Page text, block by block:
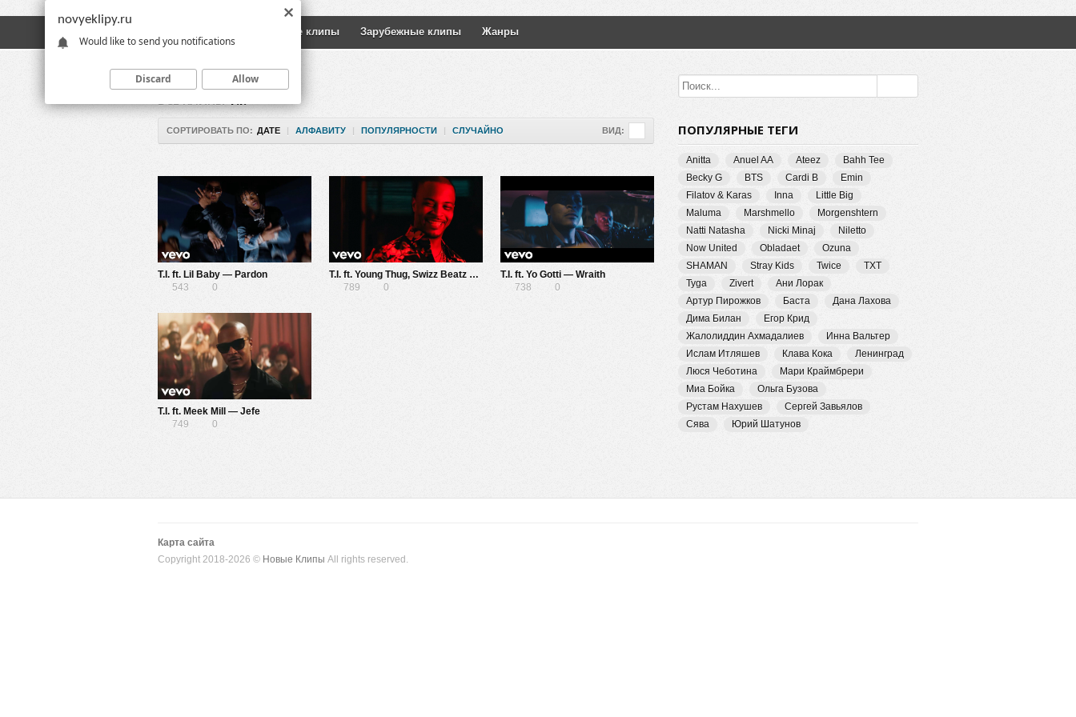
Русские клипы Зарубежные клипы Жанры
ВСЕ КЛИПЫ T.I.
СОРТИРОВАТЬ ПО: ДАТЕ | АЛФАВИТУ | ПОПУЛЯРНОСТИ | СЛУЧАЙНО ВИД:
T.I. ft. Lil Baby — Pardon
543
0
T.I. ft. Young Thug, Swizz Beatz — The Weekend
789
0
T.I. ft. Yo Gotti — Wraith
738
0
T.I. ft. Meek Mill — Jefe
749
0
ПОПУЛЯРНЫЕ ТЕГИ
Anitta Anuel AA Ateez
Bahh Tee
Becky G
BTS Cardi B
Emin
Filatov & Karas
Inna
Little Big
Maluma
Marshmello
Morgenshtern
Natti Natasha
Nicki Minaj
Niletto
Now United
Obladaet
Ozuna
SHAMAN
Stray Kids Twice
TXT
Tyga
Zivert
Ани Лорак
Артур Пирожков
Баста
Дана Лахова
Дима Билан
Егор Крид
Жалолиддин Ахмадалиев
Инна Вальтер
Ислам Итляшев
Клава Кока
Ленинград
Люся Чеботина
Мари Краймбрери
Миа Бойка
Ольга Бузова
Рустам Нахушев
Сергей Завьялов
Сява
Юрий Шатунов
Карта сайта
Copyright 2018-2026 © Новые Клипы All rights reserved.
novyeklipy.ru
Would like to send you notifications
Discard Allow